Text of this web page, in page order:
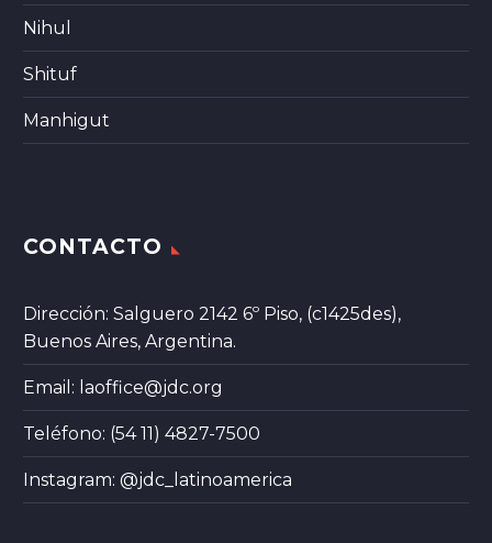
Nihul
Shituf
Manhigut
CONTACTO
Dirección: Salguero 2142 6º Piso, (c1425des),
Buenos Aires, Argentina.
Email: laoffice@jdc.org
Teléfono: (54 11) 4827-7500
Instagram: @jdc_latinoamerica